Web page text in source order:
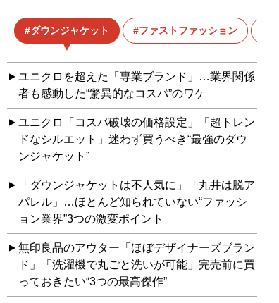
ダウンジャケット ファストファッション
ユニクロを超えた「専業ブランド」…業界関係
者も感動した“驚異的なコスパ”のワケ
ユニクロ「コスパ破壊の価格設定」「超トレン
ドなシルエット」迷わず買うべき“最強のダウ
ンジャケット”
「ダウンジャケットは不人気に」「丸井は脱ア
パレル」…ほとんど知られていない“ファッシ
ョン業界”3つの激変ポイント
無印良品のアウター「ほぼデザイナーズブラン
ド」「洗濯機で丸ごと洗いが可能」完売前に買
っておきたい“3つの最高傑作”